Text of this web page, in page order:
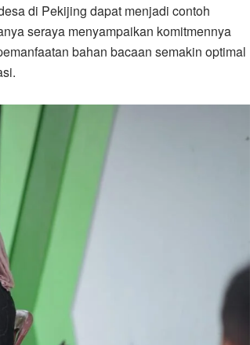
di Pekijing dapat menjadi contoh
seraya menyampaikan komitmennya
bahan bacaan semakin optimal